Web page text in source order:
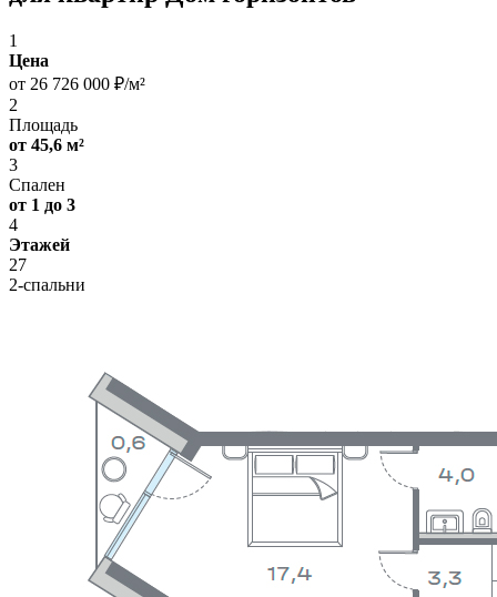
1
Цена
от 26 726 000 ₽/м²
2
Площадь
от 45,6 м²
3
Спален
от 1 до 3
4
Этажей
27
2-спальни